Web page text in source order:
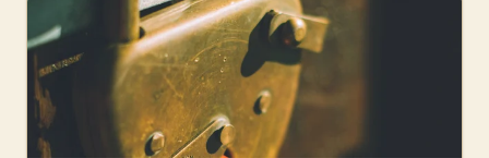
Bli DNT-medlem